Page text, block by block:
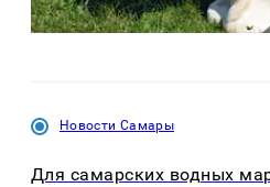
Новости Самары
Для самарских водных